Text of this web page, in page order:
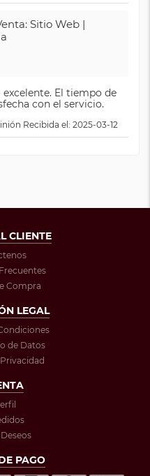
Sitio Web |
El tiempo de
con el servicio.
Recibida el: 2025-03-12
CLIENTE
Compra
LEGAL
de Datos
PAGO